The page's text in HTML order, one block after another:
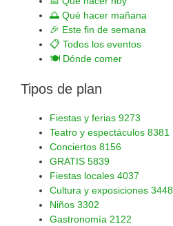
🌅 Qué hacer mañana
🎉 Este fin de semana
📋 Todos los eventos
🍽️ Dónde comer
Tipos de plan
Fiestas y ferias 9273
Teatro y espectáculos 8381
Conciertos 8156
GRATIS 5839
Fiestas locales 4037
Cultura y exposiciones 3448
Niños 3302
Gastronomía 2122